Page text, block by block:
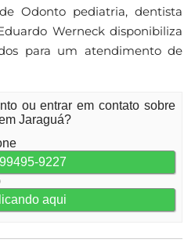
Odonto pediatria, dentista
Werneck disponibiliza
para um atendimento de
ou entrar em contato sobre
Jaraguá?
9227
aqui